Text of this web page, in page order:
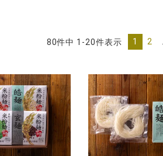
80件中 1 -20件表示 1 2